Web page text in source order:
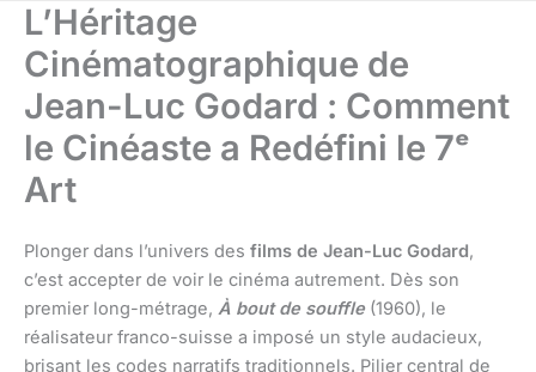
L’Héritage
Cinématographique de
Jean-Luc Godard : Comment
le Cinéaste a Redéfini le 7ᵉ
Art
Plonger dans l’univers des films de Jean-Luc Godard,
c’est accepter de voir le cinéma autrement. Dès son
premier long-métrage, À bout de souffle(1960), le
réalisateur franco-suisse a imposé un style audacieux,
brisant les codes narratifs traditionnels. Pilier central de